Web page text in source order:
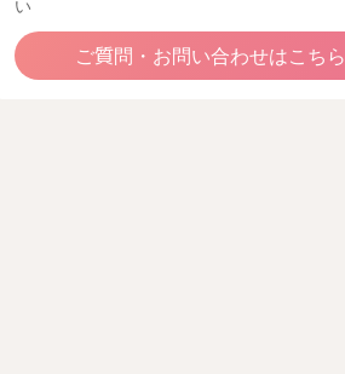
い
ご質問・お問い合わせはこちら